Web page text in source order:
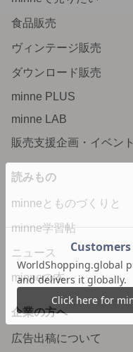
食品販売
ヴィンテージ販売
ダウンロード販売
minne PLUS
minne LAB
販売支援企画・イベント
読みもの
minneとものづくりと
minne学習帖
ニュース
minneの本
企業の方へ
広告出稿について